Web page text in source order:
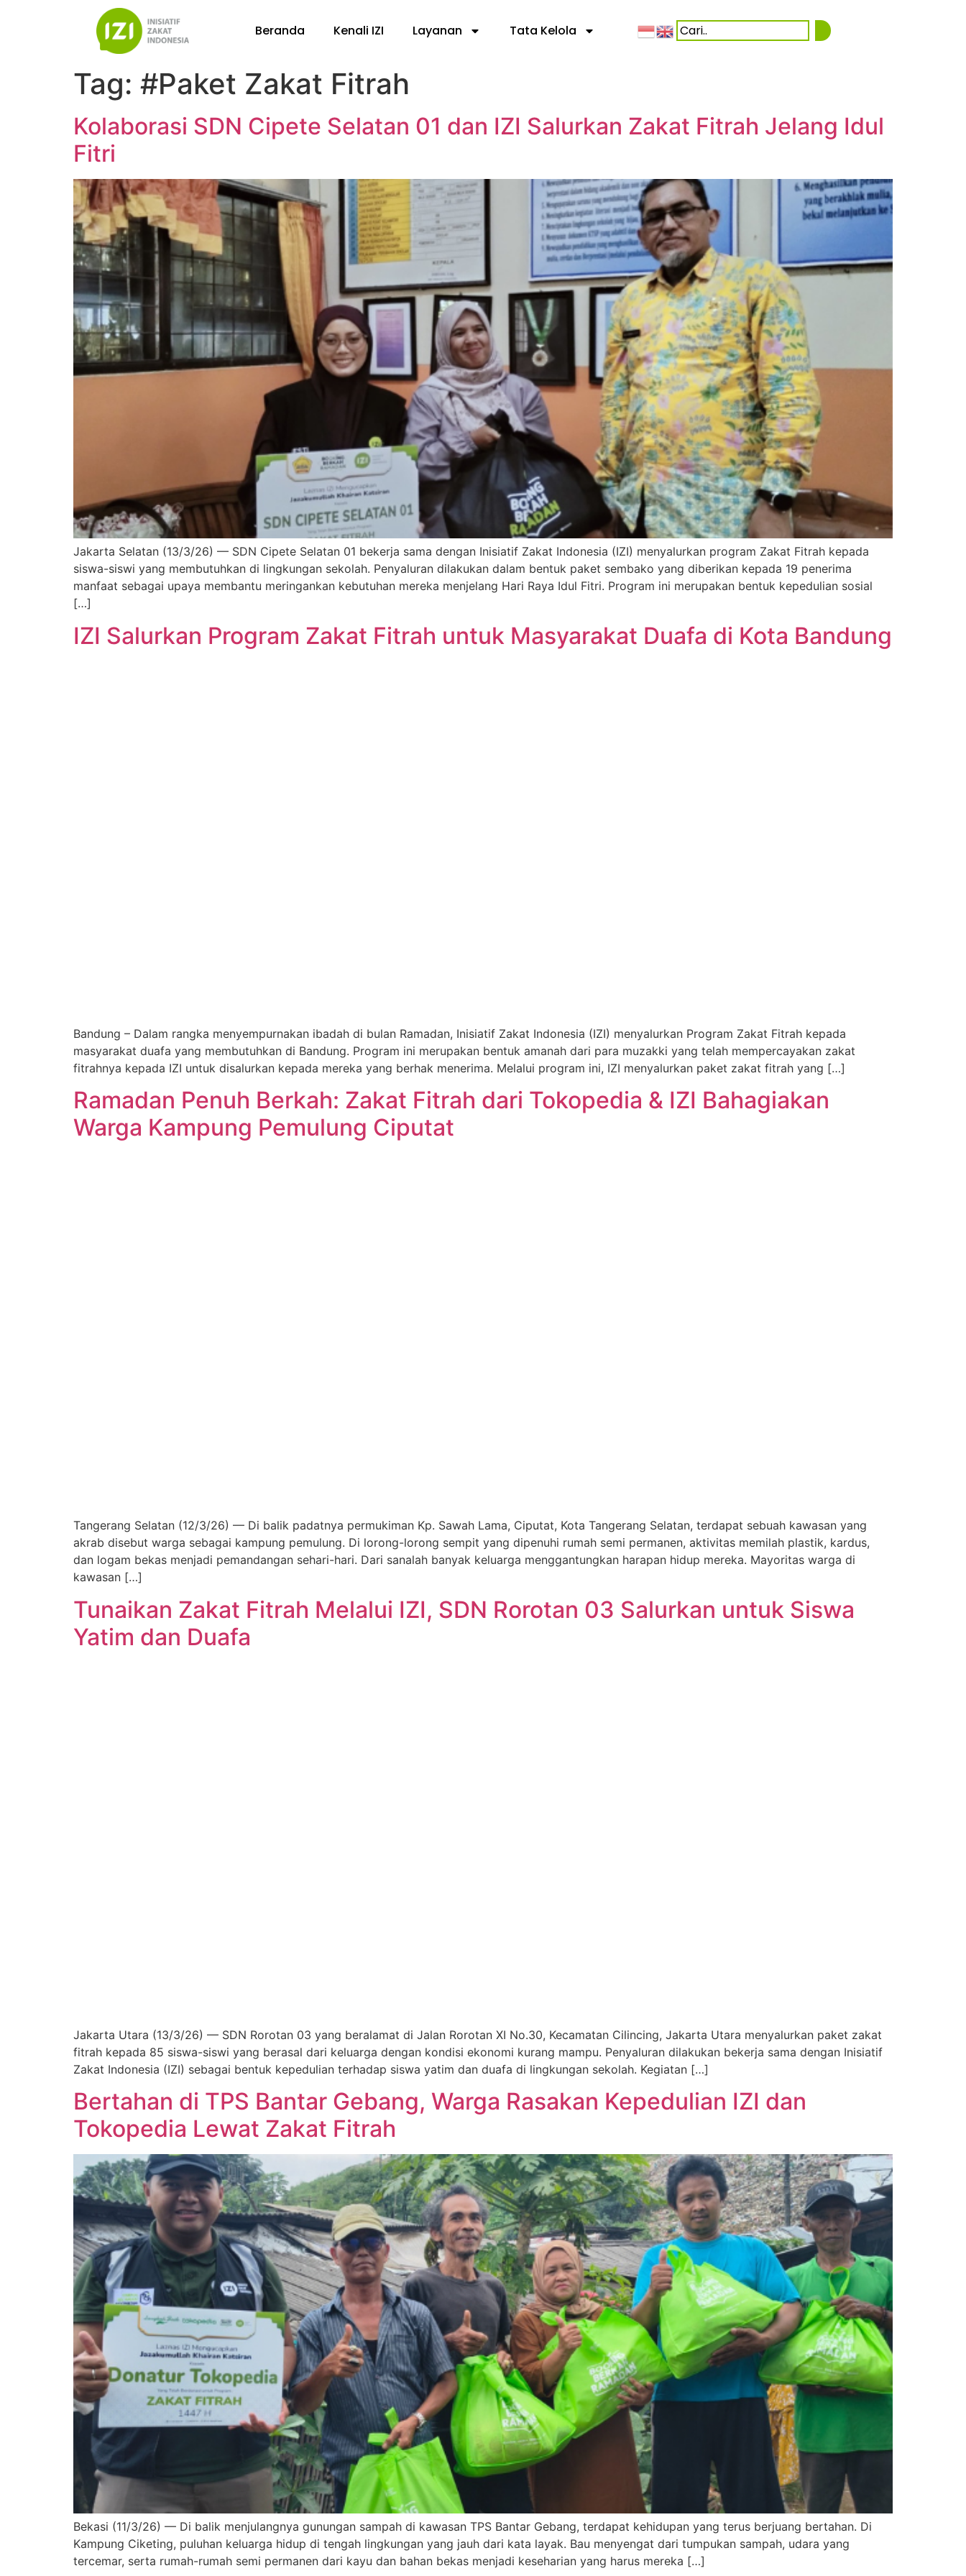
Beranda Kenali IZI Layanan Tata Kelola
Tag: #Paket Zakat Fitrah
Kolaborasi SDN Cipete Selatan 01 dan IZI Salurkan Zakat Fitrah Jelang Idul
Fitri
Jakarta Selatan (13/3/26) — SDN Cipete Selatan 01 bekerja sama dengan Inisiatif Zakat Indonesia (IZI) menyalurkan program Zakat Fitrah kepada
siswa-siswi yang membutuhkan di lingkungan sekolah. Penyaluran dilakukan dalam bentuk paket sembako yang diberikan kepada 19 penerima
manfaat sebagai upaya membantu meringankan kebutuhan mereka menjelang Hari Raya Idul Fitri. Program ini merupakan bentuk kepedulian sosial
[…]
IZI Salurkan Program Zakat Fitrah untuk Masyarakat Duafa di Kota Bandung
Bandung – Dalam rangka menyempurnakan ibadah di bulan Ramadan, Inisiatif Zakat Indonesia (IZI) menyalurkan Program Zakat Fitrah kepada
masyarakat duafa yang membutuhkan di Bandung. Program ini merupakan bentuk amanah dari para muzakki yang telah mempercayakan zakat
fitrahnya kepada IZI untuk disalurkan kepada mereka yang berhak menerima. Melalui program ini, IZI menyalurkan paket zakat fitrah yang […]
Ramadan Penuh Berkah: Zakat Fitrah dari Tokopedia & IZI Bahagiakan
Warga Kampung Pemulung Ciputat
Tangerang Selatan (12/3/26) — Di balik padatnya permukiman Kp. Sawah Lama, Ciputat, Kota Tangerang Selatan, terdapat sebuah kawasan yang
akrab disebut warga sebagai kampung pemulung. Di lorong-lorong sempit yang dipenuhi rumah semi permanen, aktivitas memilah plastik, kardus,
dan logam bekas menjadi pemandangan sehari-hari. Dari sanalah banyak keluarga menggantungkan harapan hidup mereka. Mayoritas warga di
kawasan […]
Tunaikan Zakat Fitrah Melalui IZI, SDN Rorotan 03 Salurkan untuk Siswa
Yatim dan Duafa
Jakarta Utara (13/3/26) — SDN Rorotan 03 yang beralamat di Jalan Rorotan XI No.30, Kecamatan Cilincing, Jakarta Utara menyalurkan paket zakat
fitrah kepada 85 siswa-siswi yang berasal dari keluarga dengan kondisi ekonomi kurang mampu. Penyaluran dilakukan bekerja sama dengan Inisiatif
Zakat Indonesia (IZI) sebagai bentuk kepedulian terhadap siswa yatim dan duafa di lingkungan sekolah. Kegiatan […]
Bertahan di TPS Bantar Gebang, Warga Rasakan Kepedulian IZI dan
Tokopedia Lewat Zakat Fitrah
Bekasi (11/3/26) — Di balik menjulangnya gunungan sampah di kawasan TPS Bantar Gebang, terdapat kehidupan yang terus berjuang bertahan. Di
Kampung Ciketing, puluhan keluarga hidup di tengah lingkungan yang jauh dari kata layak. Bau menyengat dari tumpukan sampah, udara yang
tercemar, serta rumah-rumah semi permanen dari kayu dan bahan bekas menjadi keseharian yang harus mereka […]